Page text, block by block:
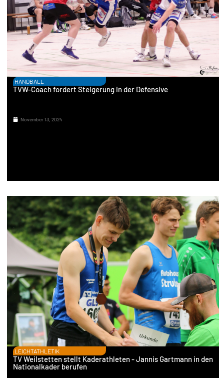
HANDBALL
TVW-Coach fordert Steigerung in der Defensive
November 13, 2024
LEICHTATHLETIK
TV Weilstetten stellt Kaderathleten - Jannis Gartmann in den
Nationalkader berufen